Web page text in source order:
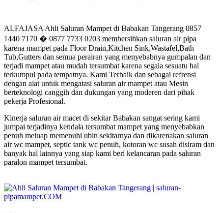
ALFAJASA Ahli Saluran Mampet di Babakan Tangerang 0857
1440 7170 � 0877 7733 0203 membersihkan saluran air pipa
karena mampet pada Floor Drain,Kitchen Sink,Wastafel,Bath
Tub,Gutters dan semua perairan yang menyebabnya gumpalan dan
terjadi mampet atau mudah tersumbat karena segala sesuatu hal
terkumpul pada tempatnya. Kami Terbaik dan sebagai refrensi
dengan alat untuk mengatasi saluran air mampet atau Mesin
berteknologi canggih dan dukungan yang moderen dari pihak
pekerja Profesional.
Kinerja saluran air macet di sekitar Babakan sangat sering kami
jumpai terjadinya kendala tersumbat mampet yang menyebabkan
penuh meluap memenuhi ubin sekitarnya dan dikarenakan saluran
air wc mampet, septic tank wc penuh, kotoran wc susah disiram dan
banyak hal lainnya yang siap kami beri kelancaran pada saluran
paralon mampet tersumbat.